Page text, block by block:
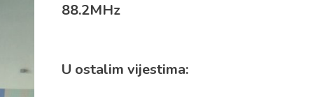
88.2MHz
U ostalim vijestima: